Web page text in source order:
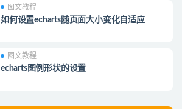
图文教程
如何设置echarts随页面大小变化自适应
图文教程
echarts图例形状的设置